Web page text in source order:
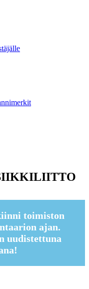
toimiston
ajan.
uudistettuna